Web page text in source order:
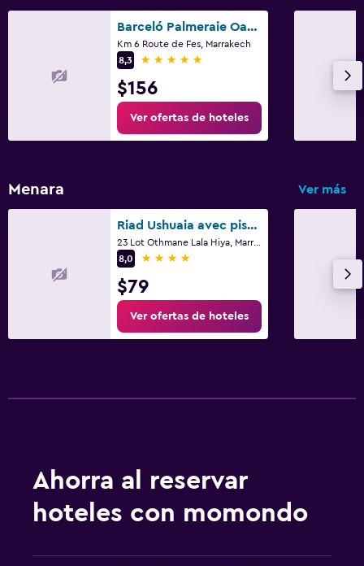
Barceló Palmeraie Oasis Resort
Km 6 Route de Fes, Marrakech
8,3
5 estrellas
$156
Ver ofertas de hoteles
Menara Ver más
Riad Ushuaia avec piscine - Centre Marrakech
23 Lot Othmane Lala Hiya, Marrakech
8,0
4 estrellas
$79
Ver ofertas de hoteles
Ahorra al reservar
hoteles con momondo